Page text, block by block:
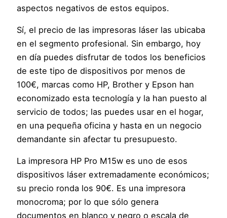
aspectos negativos de estos equipos.
Sí, el precio de las impresoras láser las ubicaba
en el segmento profesional. Sin embargo, hoy
en día puedes disfrutar de todos los beneficios
de este tipo de dispositivos por menos de
100€, marcas como HP, Brother y Epson han
economizado esta tecnología y la han puesto al
servicio de todos; las puedes usar en el hogar,
en una pequeña oficina y hasta en un negocio
demandante sin afectar tu presupuesto.
La impresora HP Pro M15w es uno de esos
dispositivos láser extremadamente económicos;
su precio ronda los 90€. Es una impresora
monocroma; por lo que sólo genera
documentos en blanco y negro o escala de